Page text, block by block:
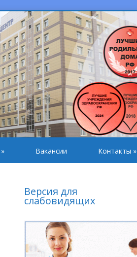
» Вакансии Контакты »
Версия для
слабовидящих